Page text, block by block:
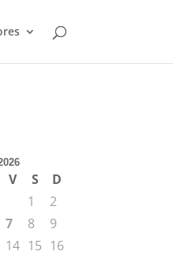
V S
D
1
2
7 8
9
14 15 16